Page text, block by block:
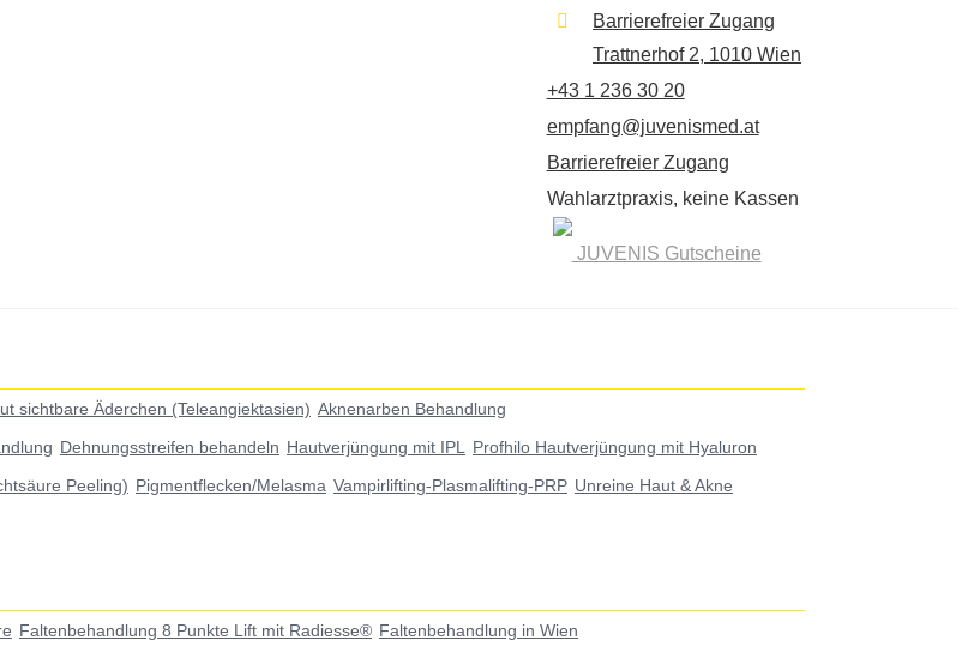
Barrierefreier Zugang
Trattnerhof 2, 1010 Wien
+43 1 236 30 20
empfang@juvenismed.at
Barrierefreier Zugang
Wahlarztpraxis, keine Kassen
JUVENIS Gutscheine
sichtbare Äderchen (Teleangiektasien) Aknenarben Behandlung
Dehnungsstreifen behandeln Hautverjüngung mit IPL
Profhilo Hautverjüngung mit Hyaluron
Peeling) Pigmentflecken/Melasma Vampirlifting-Plasmalifting-PRP Unreine Haut & Akne
Faltenbehandlung 8 Punkte Lift mit Radiesse® Faltenbehandlung in Wien